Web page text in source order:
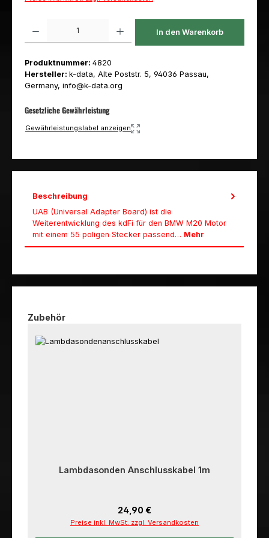
In den Warenkorb
Produktnummer: 4820
Hersteller: k-data, Alte Poststr. 5, 94036 Passau,
Germany, info@k-data.org
Gesetzliche Gewährleistung
Gewährleistungslabel anzeigen
Beschreibung
UAB (Universal Adapter Board) ist die
Weiterentwicklung des kdFi für den BMW M20 Motor
mit einem 55 poligen Stecker passend… Mehr
Produktgalerie überspringen
Zubehör
Lambdasonden Anschlusskabel 1m
Regulärer Preis:
24,90 €
Preise inkl. MwSt. zzgl. Versandkosten